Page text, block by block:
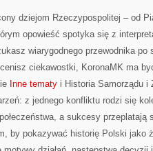
dziejom Rzeczypospolitej – od
opowieść spotyka się z
wiarygodnego przewodnika
ciekawostki, KoronaMK ma
Inne tematy i Historia Samorządu i
z jednego konfliktu rodzi się
a sukcesy przeplatają
by pokazywać historię Polski jako